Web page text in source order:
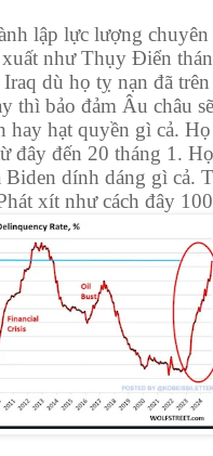
lập lực lượng
như Thụy Điển
dù họ tỵ nạn đã
thì bảo đảm Âu châu
hay hạt quyền gì cả.
đây đến 20 tháng 1.
Biden dính dáng gì cả.
xít như cách đây